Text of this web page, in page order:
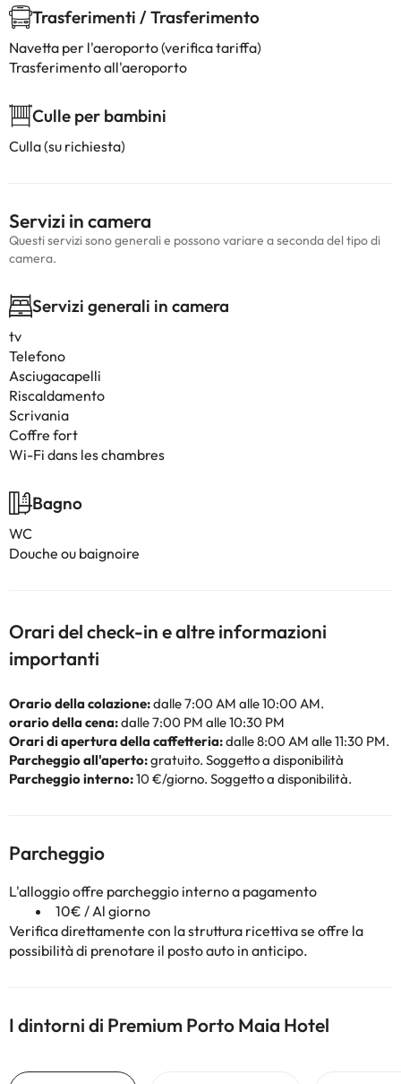
Trasferimenti / Trasferimento
Navetta per l'aeroporto (verifica tariffa)
Trasferimento all'aeroporto
Culle per bambini
Culla (su richiesta)
Servizi in camera
Questi servizi sono generali e possono variare a seconda del tipo di
camera.
Servizi generali in camera
tv
Telefono
Asciugacapelli
Riscaldamento
Scrivania
Coffre fort
Wi-Fi dans les chambres
Bagno
WC
Douche ou baignoire
Orari del check-in e altre informazioni
importanti
Orario della colazione:dalle 7:00 AM alle 10:00 AM.
orario della cena:dalle 7:00 PM alle 10:30 PM
Orari di apertura della caffetteria:dalle 8:00 AM alle 11:30 PM.
Parcheggio all'aperto:gratuito. Soggetto a disponibilità
Parcheggio interno:10 €/giorno. Soggetto a disponibilità.
Parcheggio
L'alloggio offre parcheggio interno a pagamento
10€ / Al giorno
Verifica direttamente con la struttura ricettiva se offre la
possibilità di prenotare il posto auto in anticipo.
I dintorni di Premium Porto Maia Hotel